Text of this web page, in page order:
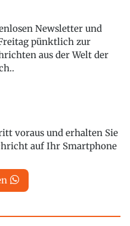
Newsletter und
pünktlich zur
aus der Welt der
voraus und erhalten Sie
auf Ihr Smartphone